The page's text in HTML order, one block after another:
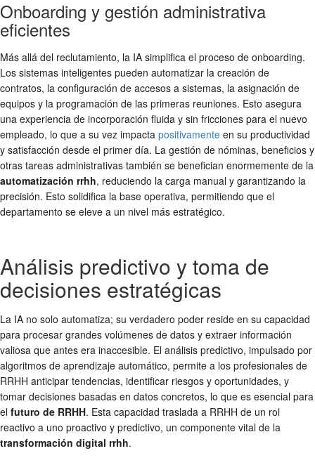
Onboarding y gestión administrativa
eficientes
Más allá del reclutamiento, la IA simplifica el proceso de onboarding.
Los sistemas inteligentes pueden automatizar la creación de
contratos, la configuración de accesos a sistemas, la asignación de
equipos y la programación de las primeras reuniones. Esto asegura
una experiencia de incorporación fluida y sin fricciones para el nuevo
empleado, lo que a su vez impacta positivamente en su productividad
y satisfacción desde el primer día. La gestión de nóminas, beneficios y
otras tareas administrativas también se benefician enormemente de la
automatización rrhh, reduciendo la carga manual y garantizando la
precisión. Esto solidifica la base operativa, permitiendo que el
departamento se eleve a un nivel más estratégico.
Análisis predictivo y toma de
decisiones estratégicas
La IA no solo automatiza; su verdadero poder reside en su capacidad
para procesar grandes volúmenes de datos y extraer información
valiosa que antes era inaccesible. El análisis predictivo, impulsado por
algoritmos de aprendizaje automático, permite a los profesionales de
RRHH anticipar tendencias, identificar riesgos y oportunidades, y
tomar decisiones basadas en datos concretos, lo que es esencial para
el futuro de RRHH. Esta capacidad traslada a RRHH de un rol
reactivo a uno proactivo y predictivo, un componente vital de la
transformación digital rrhh.